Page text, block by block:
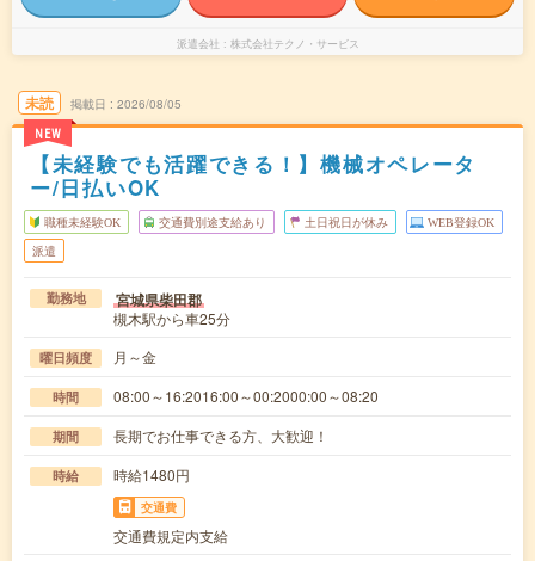
派遣会社 株式会社テクノ・サービス
未読
NEW
掲載日 2026/08/05
【未経験でも活躍できる！】機械オペレータ
ー/日払いOK
職種未経験OK 交通費別途支給あり 土日祝日が休み WEB登録OK
派遣
勤務地 宮城県柴田郡
槻木駅から車25分
曜日頻度 月～金
時間 08:00～16:2016:00～00:2000:00～08:20
期間 長期でお仕事できる方、大歓迎！
時給 時給1480円
交通費
交通費規定内支給